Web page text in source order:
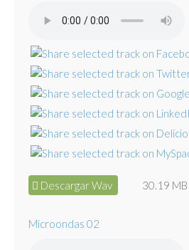
Descargar Wav 30.19 MB
Microondas 02